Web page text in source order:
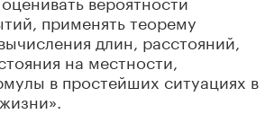
применять теорему
длин, расстояний,
на местности,
в простейших ситуациях в